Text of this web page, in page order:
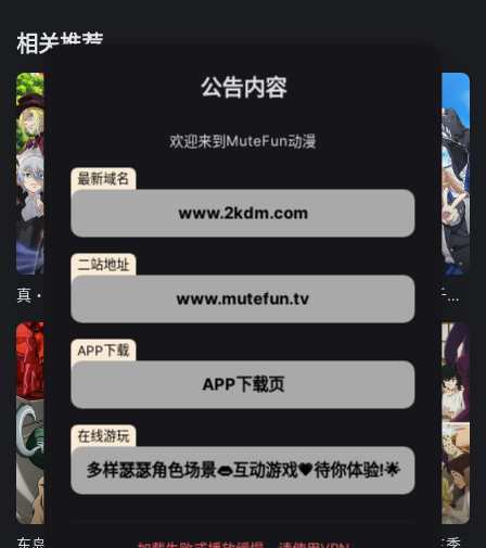
相关推荐
12集全
东京猫猫 NEW～♡ 弹珠汽水瓶里的千岁同学
东岛丹三郎想成为假面骑士 古诺希亚 致不灭的你 第三季
公告内容
欢迎来到MuteFun动漫
最新域名
www.2kdm.com
二站地址
www.mutefun.tv
APP下载
APP下载页
在线游玩
多样瑟瑟角色场景👄互动游戏💗待你体验!🌟